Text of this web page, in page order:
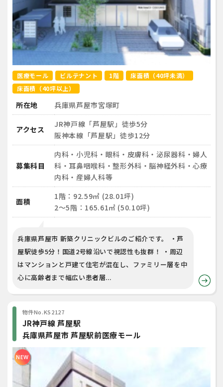
医療モール ビルテナント 1階
床面積（40坪未満）
床面積（40坪以上）
所在地 兵庫県芦屋市宮塚町
アクセス
JR神戸線「芦屋駅」徒歩5分
阪神本線「芦屋駅」徒歩12分
募集科目
内科・小児科・眼科・皮膚科・泌尿器科・婦人
科・耳鼻咽喉科・整形外科・脳神経外科・心療
内科・産婦人科等
面積
1階：92.59㎡ (28.01坪)
2～5階：165.61㎡ (50.10坪)
兵庫県芦屋市 新築クリニックビルのご紹介です。 ・芦
屋駅徒歩5分！国道2号線沿いで視認性も抜群！ ・周辺
はマンションと戸建て住宅が混在し、ファミリー層を中
心に高齢者まで幅広い患者層...
物件No.KS2127
JR神戸線 芦屋駅
兵庫県芦屋市 芦屋駅前医療モール
NEW